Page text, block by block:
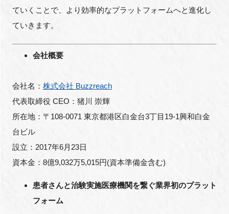
ていくことで、より効率的なプラットフォームへと進化し
ていきます。
会社概要
会社名： 株式会社 Buzzreach
代表取締役 CEO：猪川 崇輝
所在地：〒108-0071 東京都港区白金台3丁目19-1興和白金
台ビル
設立：2017年6月23日
資本金：8億9,032万5,015円(資本準備金含む)
患者さんと治験実施医療機関を繋ぐ業界初のプラット
フォーム